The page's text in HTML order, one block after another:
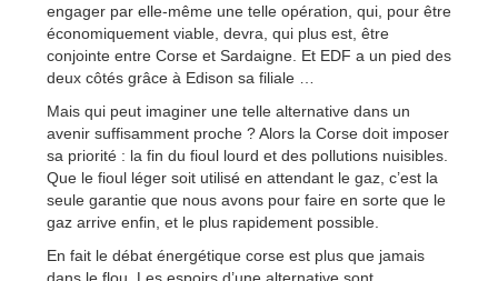
engager par elle-même une telle opération, qui, pour être
économiquement viable, devra, qui plus est, être
conjointe entre Corse et Sardaigne. Et EDF a un pied des
deux côtés grâce à Edison sa filiale …
Mais qui peut imaginer une telle alternative dans un
avenir suffisamment proche ? Alors la Corse doit imposer
sa priorité : la fin du fioul lourd et des pollutions nuisibles.
Que le fioul léger soit utilisé en attendant le gaz, c’est la
seule garantie que nous avons pour faire en sorte que le
gaz arrive enfin, et le plus rapidement possible.
En fait le débat énergétique corse est plus que jamais